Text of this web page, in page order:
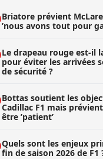
Briatore prévient
’nous avons tout pour
Le drapeau rouge est-il
pour éviter les arrivées
de sécurité ?
Bottas soutient les
Cadillac F1 mais
être ’patient’
Quels sont les enjeux
fin de saison 2026 de F1